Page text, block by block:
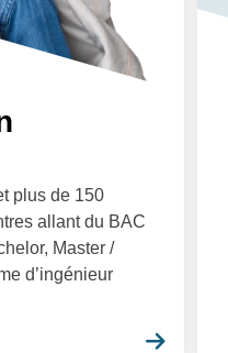
plus de 150
allant du BAC
Master /
d’ingénieur